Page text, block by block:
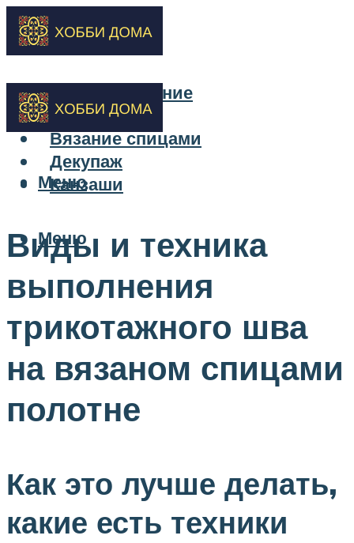
Бисероплетение
Вышивка
Вязание спицами
Декупаж
Канзаши
Меню
Меню
Виды и техника
выполнения
трикотажного шва
на вязаном спицами
полотне
Как это лучше делать,
какие есть техники